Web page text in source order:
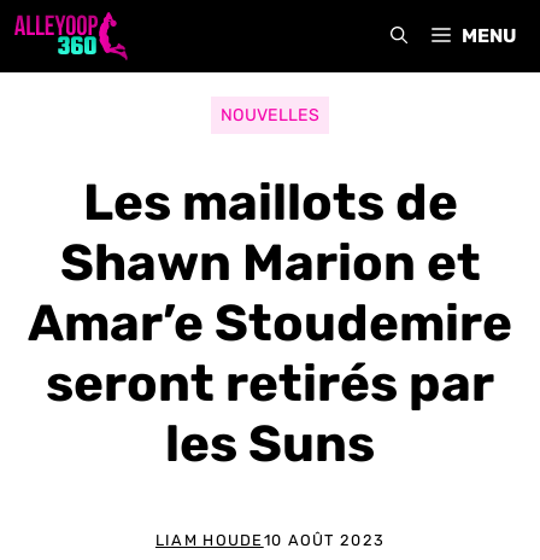
Aller
MENU
NOUVELLES
Les maillots de
Shawn Marion et
Amar’e Stoudemire
seront retirés par
les Suns
LIAM HOUDE 10 AOÛT 2023